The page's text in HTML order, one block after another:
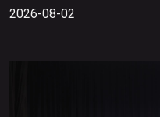
2026-08-02